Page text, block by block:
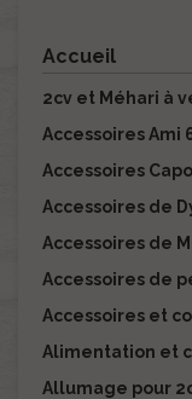
Accueil
2cv et Méhari à
Accessoires Ami
Accessoires
Accessoires de
Accessoires de
Accessoires de
Accessoires et
Alimentation et
Allumage pour